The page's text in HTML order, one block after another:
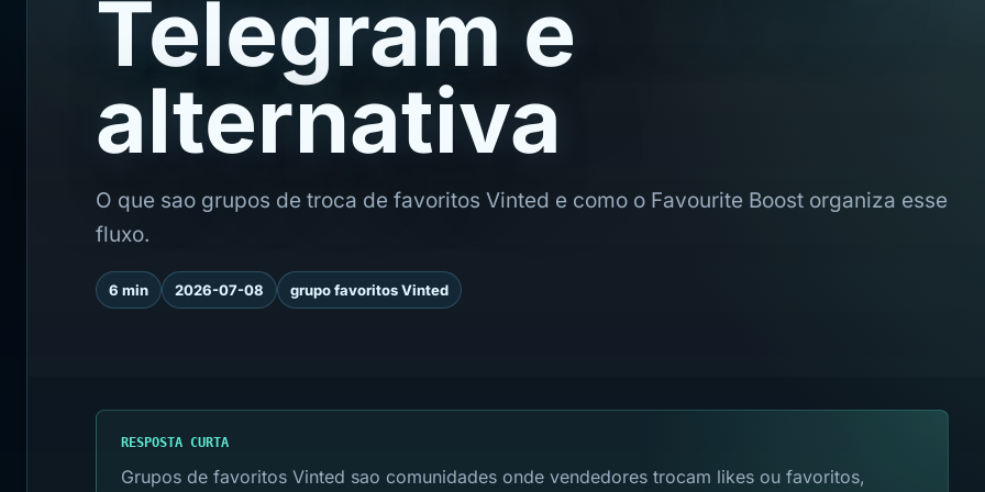
Telegram e
alternativa
O que sao grupos de troca de favoritos Vinted e como o Favourite Boost organiza esse
fluxo.
6 min 2026-07-08 grupo favoritos Vinted
RESPOSTA CURTA
Grupos de favoritos Vinted sao comunidades onde vendedores trocam likes ou favoritos,